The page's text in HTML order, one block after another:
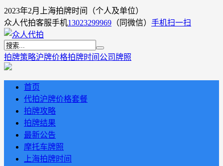
2023年2月上海拍牌时间（个人及单位）
众人代拍客服手机13023299969 （同微信） 手机扫一扫
拍牌策略沪牌价格拍牌时间 公司牌照
首页
代拍沪牌价格套餐
拍牌攻略
拍牌结果
最新公告
摩托车牌照
上海拍牌时间